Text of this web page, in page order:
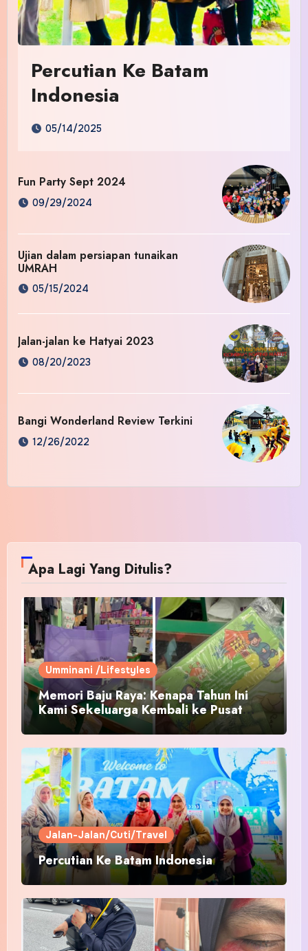
Percutian Ke Batam
Indonesia
05/14/2025
Fun Party Sept 2024
09/29/2024
Ujian dalam persiapan tunaikan
UMRAH
05/15/2024
Jalan-jalan ke Hatyai 2023
08/20/2023
Bangi Wonderland Review Terkini
12/26/2022
Apa Lagi Yang Ditulis?
Umminani /Lifestyles
Memori Baju Raya: Kenapa Tahun Ini
Kami Sekeluarga Kembali ke Pusat
Pakaian Hari-Hari?
Jalan-Jalan/Cuti/Travel
Percutian Ke Batam Indonesia